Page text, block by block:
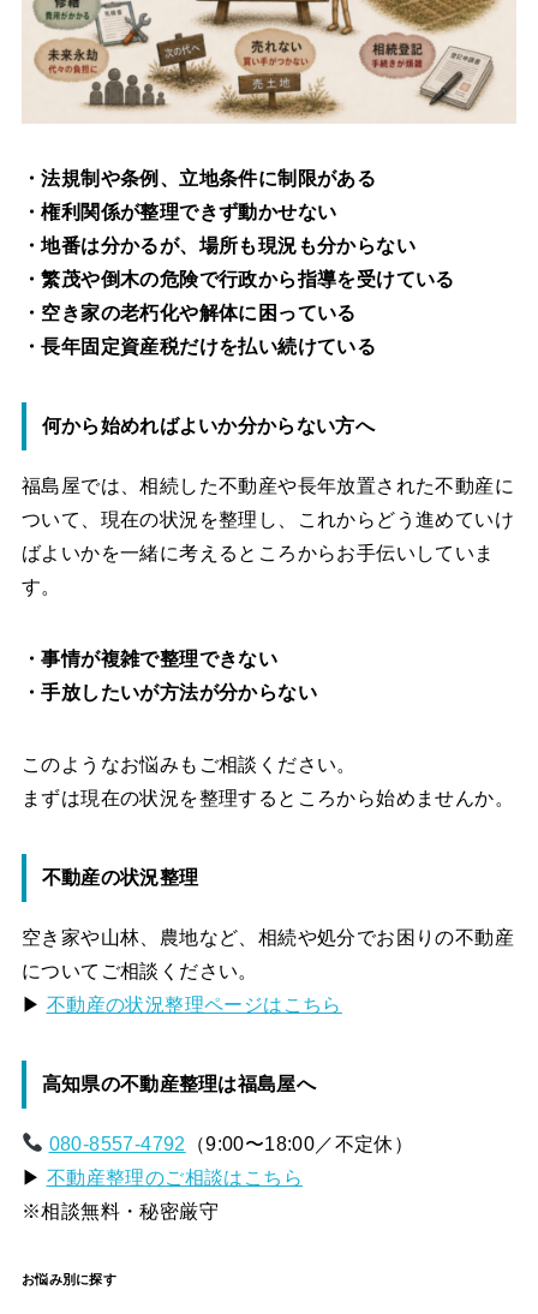
・法規制や条例、立地条件に制限がある
・権利関係が整理できず動かせない
・地番は分かるが、場所も現況も分からない
・繁茂や倒木の危険で行政から指導を受けている
・空き家の老朽化や解体に困っている
・長年固定資産税だけを払い続けている
何から始めればよいか分からない方へ
福島屋では、相続した不動産や長年放置された不動産に
ついて、現在の状況を整理し、これからどう進めていけ
ばよいかを一緒に考えるところからお手伝いしていま
す。
・事情が複雑で整理できない
・手放したいが方法が分からない
このようなお悩みもご相談ください。
まずは現在の状況を整理するところから始めませんか。
不動産の状況整理
空き家や山林、農地など、相続や処分でお困りの不動産
についてご相談ください。
▶ 不動産の状況整理ページはこちら
高知県の不動産整理は福島屋へ
080-8557-4792
（9:00〜18:00／不定休）
▶ 不動産整理のご相談はこちら
※相談無料・秘密厳守
お悩み別に探す